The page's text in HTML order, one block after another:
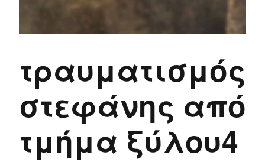
τραυματισμός
στεφάνης από
τμήμα ξύλου4